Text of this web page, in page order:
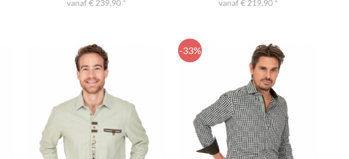
vanaf € 239,90 * vanaf € 219,90 *
-33%